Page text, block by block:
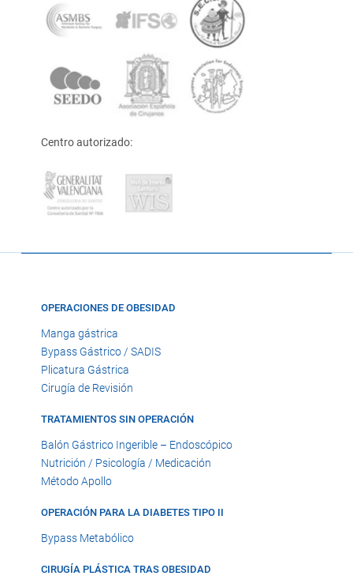
Centro autorizado:
OPERACIONES DE OBESIDAD
Manga gástrica
Bypass Gástrico / SADIS
Plicatura Gástrica
Cirugía de Revisión
TRATAMIENTOS SIN OPERACIÓN
Balón Gástrico Ingerible – Endoscópico
Nutrición / Psicología / Medicación
Método Apollo
OPERACIÓN PARA LA DIABETES TIPO II
Bypass Metabólico
CIRUGÍA PLÁSTICA TRAS OBESIDAD